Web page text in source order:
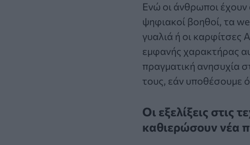
Ενώ οι άνθρωποι έχουν
ψηφιακοί βοηθοί, τα
γυαλιά ή οι καρφίτσες
εμφανής χαρακτήρας
πραγματική ανησυχία
τους, εάν υποθέσουμε
Οι εξελίξεις στις
καθιερώσουν νέα